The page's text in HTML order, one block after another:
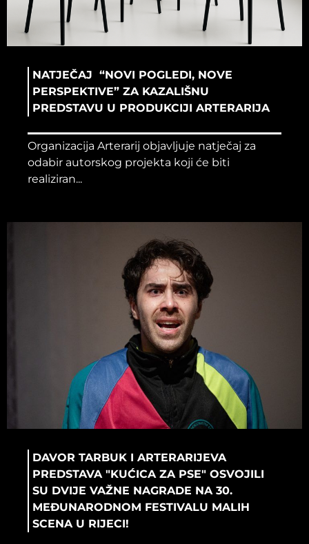
NATJEČAJ “NOVI POGLEDI, NOVE
PERSPEKTIVE” ZA KAZALIŠNU
PREDSTAVU U PRODUKCIJI ARTERARIJA
Organizacija Arterarij objavljuje natječaj za
odabir autorskog projekta koji će biti
realiziran...
DAVOR TARBUK I ARTERARIJEVA
PREDSTAVA "KUĆICA ZA PSE" OSVOJILI
SU DVIJE VAŽNE NAGRADE NA 30.
MEĐUNARODNOM FESTIVALU MALIH
SCENA U RIJECI!